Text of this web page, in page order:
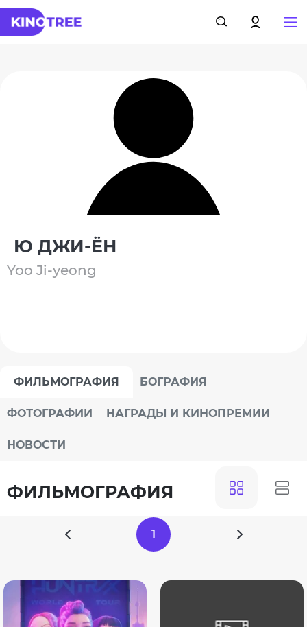
Ю ДЖИ-ЁН
Yoo Ji-yeong
ФИЛЬМОГРАФИЯ БОГРАФИЯ
ФОТОГРАФИИ НАГРАДЫ И КИНОПРЕМИИ
НОВОСТИ
ФИЛЬМОГРАФИЯ
1